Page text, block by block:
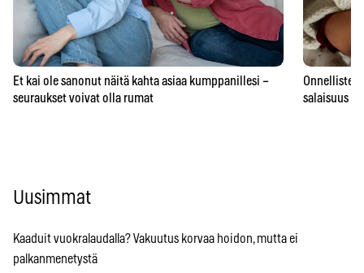
Et kai ole sanonut näitä kahta asiaa kumppanillesi –
seuraukset voivat olla rumat
Onnellisten
salaisuus –
Uusimmat
Kaaduit vuokralaudalla? Vakuutus korvaa hoidon, mutta ei
palkanmenetystä